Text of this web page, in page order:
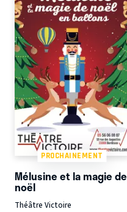
PROCHAINEMENT
Mélusine et la magie de
noël
Théâtre Victoire